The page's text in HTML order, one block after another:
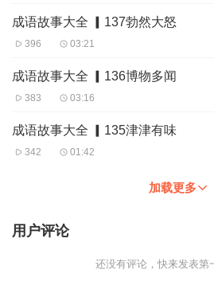
成语故事大全 ▎137勃然大怒
396 03:21
成语故事大全 ▎136博物多闻
383 03:16
成语故事大全 ▎135津津有味
342 01:42
加载更多
用户评论
还没有评论，快来发表第